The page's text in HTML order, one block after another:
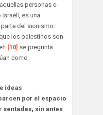
personas o
es una
del sionismo.
los palestinos son
[10] se pregunta
como
ideas
por el espacio
sentadas, sin antes